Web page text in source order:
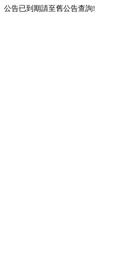
公告已到期請至舊公告查詢!